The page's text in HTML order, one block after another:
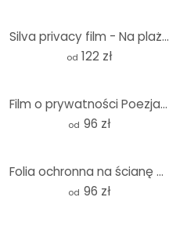
Silva privacy film - Na plaży - Panorama
od 122 zł
Film o prywatności Poezja mniszka lekarskiego - Panorama
od 96 zł
Folia ochronna na ścianę 03 - Panorama
od 96 zł